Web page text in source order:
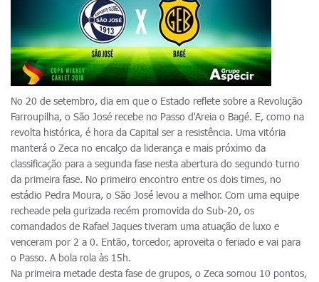
No 20 de setembro, dia em que o Estado reflete sobre a Revolução
Farroupilha, o São José recebe no Passo d'Areia o Bagé. E, como na
revolta histórica, é hora da Capital ser a resistência. Uma vitória
manterá o Zeca no encalço da liderança e mais próximo da
classificação para a segunda fase nesta abertura do segundo turno
da primeira fase. No primeiro encontro entre os dois times, no
estádio Pedra Moura, o São José levou a melhor. Com uma equipe
recheade pela gurizada recém promovida do Sub-20, os
comandados de Rafael Jaques tiveram uma atuação de luxo e
venceram por 2 a 0. Então, torcedor, aproveita o feriado e vai para
o Passo. A bola rola às 15h.
Na primeira metade desta fase de grupos, o Zeca somou 10 pontos,